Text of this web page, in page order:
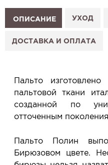
1. Выберите изделие на
2. Нажмите «Заказать
3. Заполните форму и
Услуга бесплатная и ни
примеряете в салоне и
покупать или нет.
Планируйте визит в
ОПИСАНИЕ УХОД
ДОСТАВКА И ОПЛАТА
Пальто изготовлено
пальтовой ткани
созданной по
отточенным
Пальто Полин
Бирюзовом цвете.